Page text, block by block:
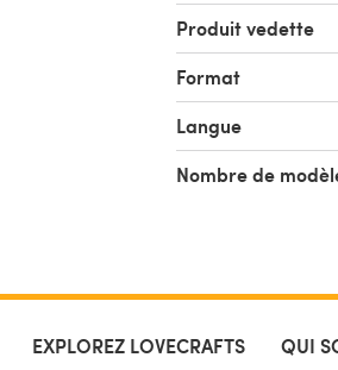
Produit vedette
Format
Langue
Nombre de
EXPLOREZ LOVECRAFTS QUI